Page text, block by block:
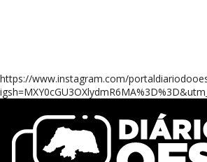
https://www.instagram.com/